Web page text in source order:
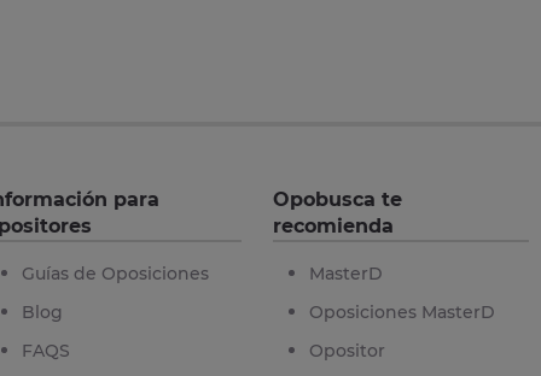
para
Guías de Oposiciones
Blog
FAQS
Opobusca te
recomienda
MasterD
Oposiciones MasterD
Opositor